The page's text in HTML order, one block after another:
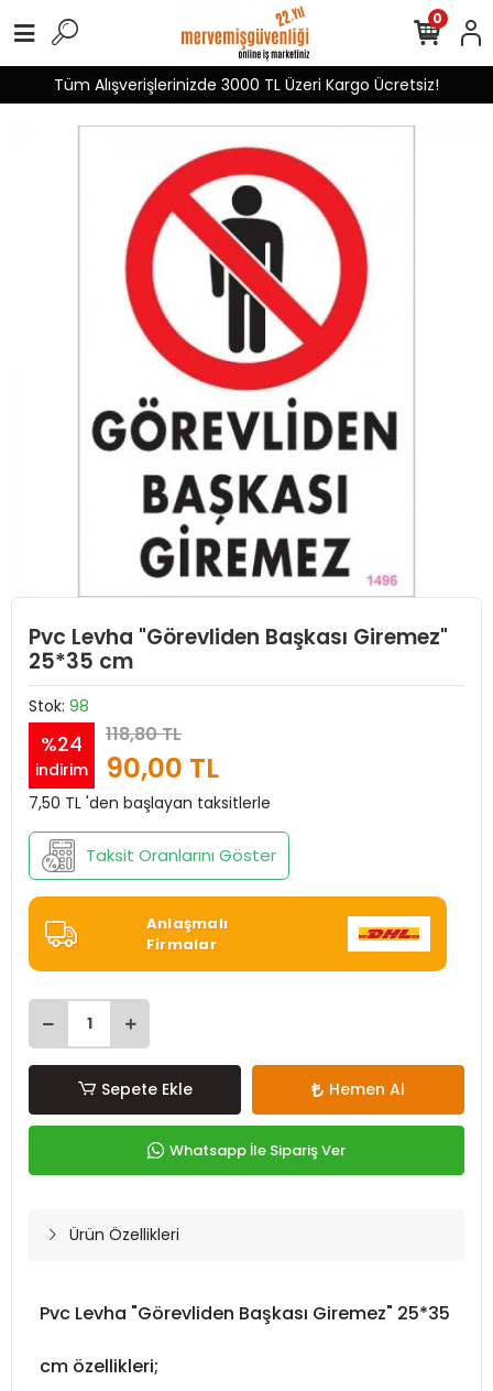
Tüm Alışverişlerinizde 3000 TL Üzeri Kargo Ücretsiz!
0
Pvc Levha "Görevliden Başkası Giremez"
25*35 cm
Stok: 98
%24
indirim
118,80 TL
90,00 TL
7,50 TL 'den başlayan taksitlerle
Taksit Oranlarını Göster
Anlaşmalı
Firmalar
Sepete Ekle Hemen Al
Whatsapp İle Sipariş Ver
Ürün Özellikleri
Pvc Levha "Görevliden Başkası Giremez" 25*35
cm özellikleri;